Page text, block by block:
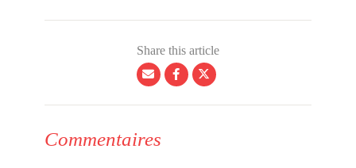
Share this article
Commentaires